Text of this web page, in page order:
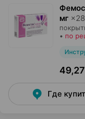
мг ×28
• по
Где